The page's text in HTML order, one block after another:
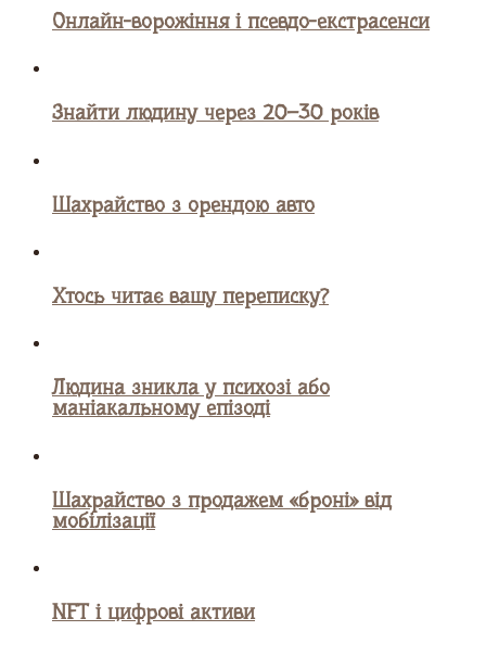
Онлайн-ворожіння і псевдо-екстрасенси
Знайти людину через 20–30 років
Шахрайство з орендою авто
Хтось читає вашу переписку?
Людина зникла у психозі або
маніакальному епізоді
Шахрайство з продажем «броні» від
мобілізації
NFT і цифрові активи